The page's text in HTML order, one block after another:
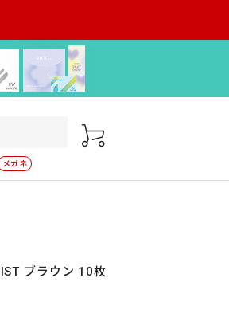
メガネ
ブラウン 10枚